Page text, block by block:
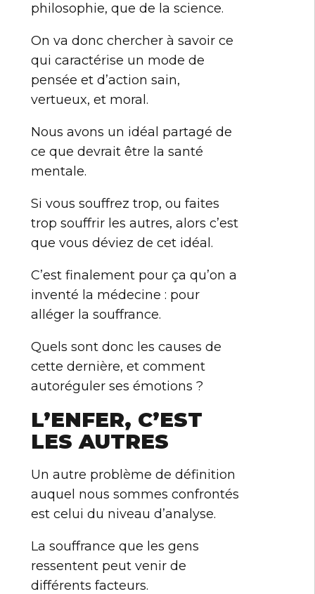
philosophie, que de la science.
On va donc chercher à savoir ce
qui caractérise un mode de
pensée et d’action sain,
vertueux, et moral.
Nous avons un idéal partagé de
ce que devrait être la santé
mentale.
Si vous souffrez trop, ou faites
trop souffrir les autres, alors c’est
que vous déviez de cet idéal.
C’est finalement pour ça qu’on a
inventé la médecine : pour
alléger la souffrance.
Quels sont donc les causes de
cette dernière, et comment
autoréguler ses émotions ?
L’ENFER, C’EST
LES AUTRES
Un autre problème de définition
auquel nous sommes confrontés
est celui du niveau d’analyse.
La souffrance que les gens
ressentent peut venir de
différents facteurs.